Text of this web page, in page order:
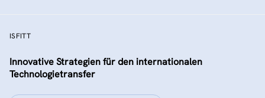
ISFITT
Innovative Strategien für den internationalen
Technologietransfer